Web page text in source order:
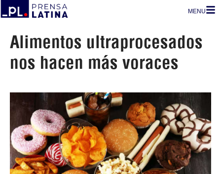
MENU
Alimentos ultraprocesados
nos hacen más voraces